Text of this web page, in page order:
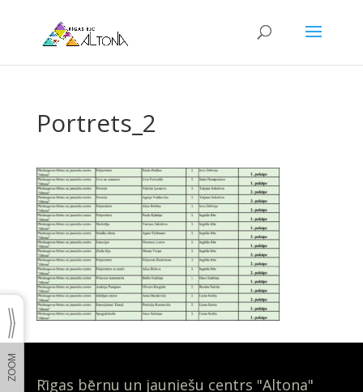
Portrets_2
Rīgas bērnu un jauniešu centrs "Altona"